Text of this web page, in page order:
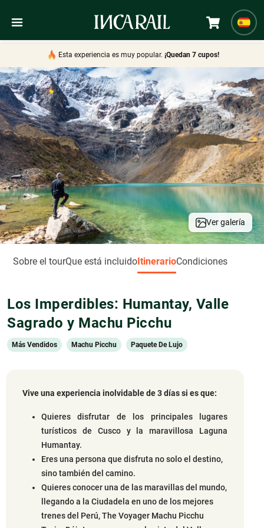
Esta experiencia es muy popular. ¡Quedan 7 cupos!
Ver galería
Sobre el tourQue está incluidoItinerarioCondiciones
Los Imperdibles: Humantay, Valle
Sagrado y Machu Picchu
Más Vendidos Machu Picchu Paquete De Lujo
Vive una experiencia inolvidable de 3 días si es que:
Quieres disfrutar de los principales lugares
turísticos de Cusco y la maravillosa Laguna
Humantay.
Eres una persona que disfruta no solo el destino,
sino también del camino.
Quieres conocer una de las maravillas del mundo,
llegando a la Ciudadela en uno de los mejores
trenes del Perú, The Voyager Machu Picchu